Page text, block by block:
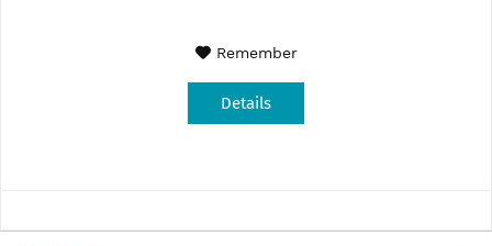
Remember
Details